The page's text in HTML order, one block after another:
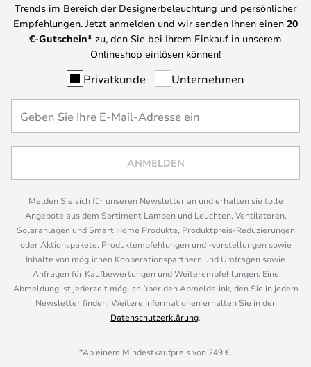
Trends im Bereich der Designerbeleuchtung und persönlicher
Empfehlungen. Jetzt anmelden und wir senden Ihnen einen 20
€-Gutschein* zu, den Sie bei Ihrem Einkauf in unserem
Onlineshop einlösen können!
Privatkunde Unternehmen
ANMELDEN
Melden Sie sich für unseren Newsletter an und erhalten sie tolle
Angebote aus dem Sortiment Lampen und Leuchten, Ventilatoren,
Solaranlagen und Smart Home Produkte, Produktpreis-Reduzierungen
oder Aktionspakete, Produktempfehlungen und -vorstellungen sowie
Inhalte von möglichen Kooperationspartnern und Umfragen sowie
Anfragen für Kaufbewertungen und Weiterempfehlungen. Eine
Abmeldung ist jederzeit möglich über den Abmeldelink, den Sie in jedem
Newsletter finden. Weitere Informationen erhalten Sie in der
Datenschutzerklärung.
*Ab einem Mindestkaufpreis von 249 €.